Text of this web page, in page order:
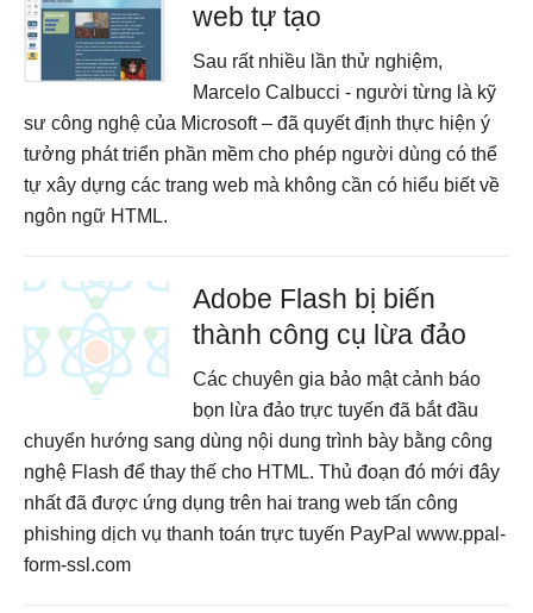
web tự tạo
Sau rất nhiều lần thử nghiệm,
Marcelo Calbucci - người từng là kỹ
sư công nghệ của Microsoft – đã quyết định thực hiện ý
tưởng phát triển phần mềm cho phép người dùng có thể
tự xây dựng các trang web mà không cần có hiểu biết về
ngôn ngữ HTML.
Adobe Flash bị biến
thành công cụ lừa đảo
Các chuyên gia bảo mật cảnh báo
bọn lừa đảo trực tuyến đã bắt đầu
chuyển hướng sang dùng nội dung trình bày bằng công
nghệ Flash để thay thế cho HTML. Thủ đoạn đó mới đây
nhất đã được ứng dụng trên hai trang web tấn công
phishing dịch vụ thanh toán trực tuyến PayPal www.ppal-
form-ssl.com